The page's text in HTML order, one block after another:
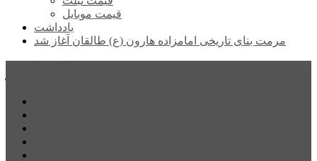
قیمت موبایل
یادداشت
مرمت بنای تاریخی امامزاده هارون (ع) طالقان آغاز شد